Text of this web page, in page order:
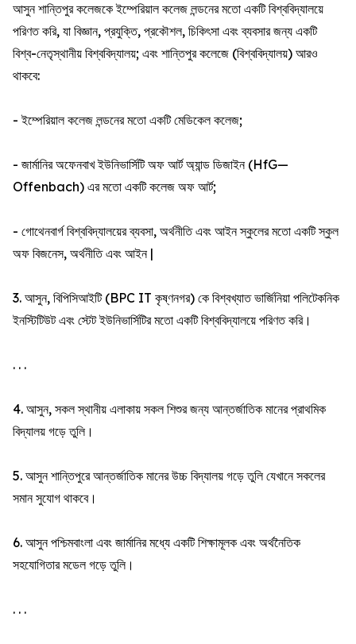
আসুন শান্তিপুর কলেজকে ইম্পেরিয়াল কলেজ লন্ডনের মতো একটি বিশ্ববিদ্যালয়ে
পরিণত করি, যা বিজ্ঞান, প্রযুক্তি, প্রকৌশল, চিকিৎসা এবং ব্যবসার জন্য একটি
বিশ্ব-নেতৃস্থানীয় বিশ্ববিদ্যালয়; এবং শান্তিপুর কলেজে (বিশ্ববিদ্যালয়) আরও
থাকবে:
- ইম্পেরিয়াল কলেজ লন্ডনের মতো একটি মেডিকেল কলেজ;
- জার্মানির অফেনবাখ ইউনিভার্সিটি অফ আর্ট অ্যান্ড ডিজাইন (HfG—
Offenbach) এর মতো একটি কলেজ অফ আর্ট;
- গোথেনবার্গ বিশ্ববিদ্যালয়ের ব্যবসা, অর্থনীতি এবং আইন স্কুলের মতো একটি স্কুল
অফ বিজনেস, অর্থনীতি এবং আইন |
3. আসুন, বিপিসিআইটি (BPC IT কৃষ্ণনগর) কে বিশ্বখ্যাত ভার্জিনিয়া পলিটেকনিক
ইনস্টিটিউট এবং স্টেট ইউনিভার্সিটির মতো একটি বিশ্ববিদ্যালয়ে পরিণত করি।
. . .
4. আসুন, সকল স্থানীয় এলাকায় সকল শিশুর জন্য আন্তর্জাতিক মানের প্রাথমিক
বিদ্যালয় গড়ে তুলি।
5. আসুন শান্তিপুরে আন্তর্জাতিক মানের উচ্চ বিদ্যালয় গড়ে তুলি যেখানে সকলের
সমান সুযোগ থাকবে।
6. আসুন পশ্চিমবাংলা এবং জার্মানির মধ্যে একটি শিক্ষামূলক এবং অর্থনৈতিক
সহযোগিতার মডেল গড়ে তুলি।
. . .